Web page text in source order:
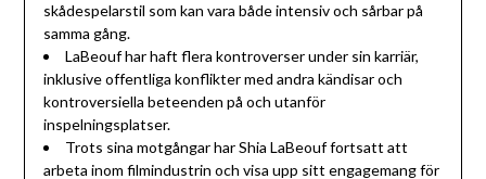
skådespelarstil som kan vara både intensiv och sårbar på
samma gång.
LaBeouf har haft flera kontroverser under sin karriär,
inklusive offentliga konflikter med andra kändisar och
kontroversiella beteenden på och utanför
inspelningsplatser.
Trots sina motgångar har Shia LaBeouf fortsatt att
arbeta inom filmindustrin och visa upp sitt engagemang för